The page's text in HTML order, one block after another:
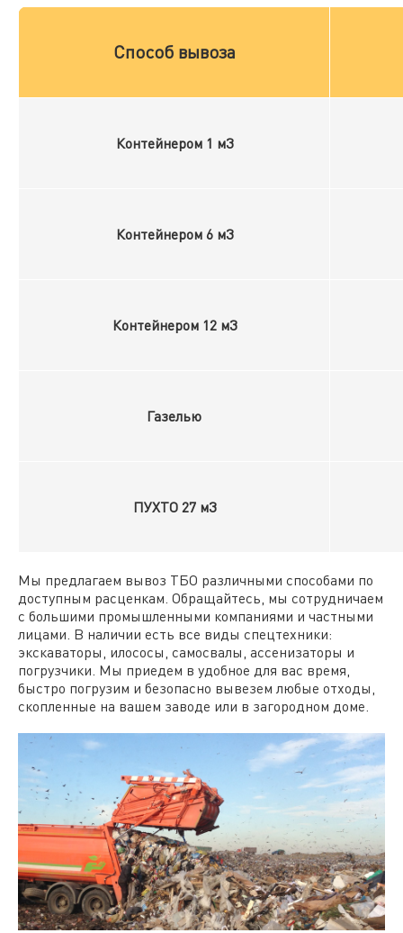
Способ вывоза
Контейнером 1 м3
Контейнером 6 м3
Контейнером 12 м3
Газелью
ПУХТО 27 м3
Мы предлагаем вывоз ТБО различными способами по
доступным расценкам. Обращайтесь, мы сотрудничаем
с большими промышленными компаниями и частными
лицами. В наличии есть все виды спецтехники:
экскаваторы, илососы, самосвалы, ассенизаторы и
погрузчики. Мы приедем в удобное для вас время,
быстро погрузим и безопасно вывезем любые отходы,
скопленные на вашем заводе или в загородном доме.